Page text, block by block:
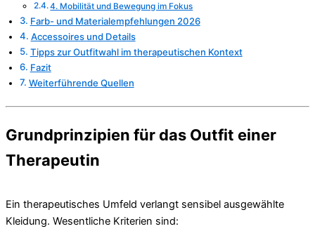
4. Mobilität und Bewegung im Fokus
Farb- und Materialempfehlungen 2026
Accessoires und Details
Tipps zur Outfitwahl im therapeutischen Kontext
Fazit
Weiterführende Quellen
Grundprinzipien für das Outfit einer
Therapeutin
Ein therapeutisches Umfeld verlangt sensibel ausgewählte
Kleidung. Wesentliche Kriterien sind: